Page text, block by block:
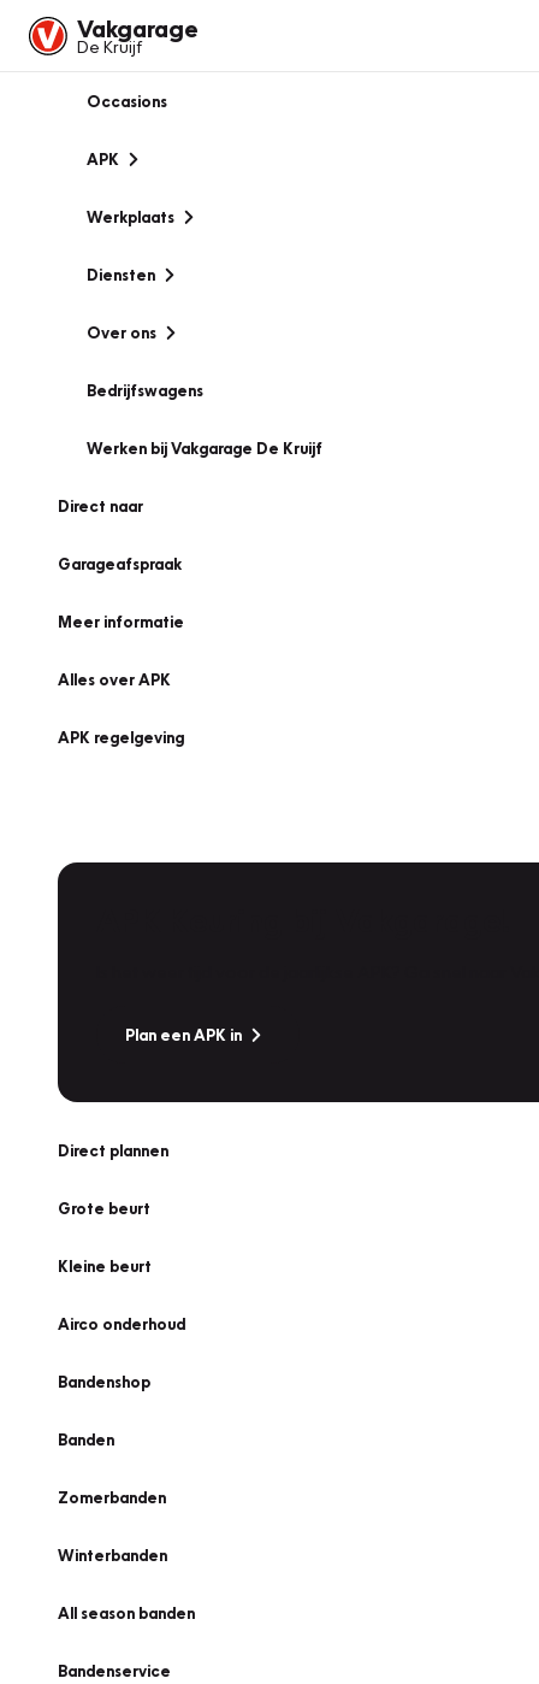
Vakgarage
De Kruijf
Occasions
APK
Werkplaats
Diensten
Over ons
Bedrijfswagens
Werken bij Vakgarage De Kruijf
Direct naar
Garageafspraak
Meer informatie
Alles over APK
APK regelgeving
Plan een APK in
Direct plannen
Grote beurt
Kleine beurt
Airco onderhoud
Bandenshop
Banden
Zomerbanden
Winterbanden
All season banden
Bandenservice